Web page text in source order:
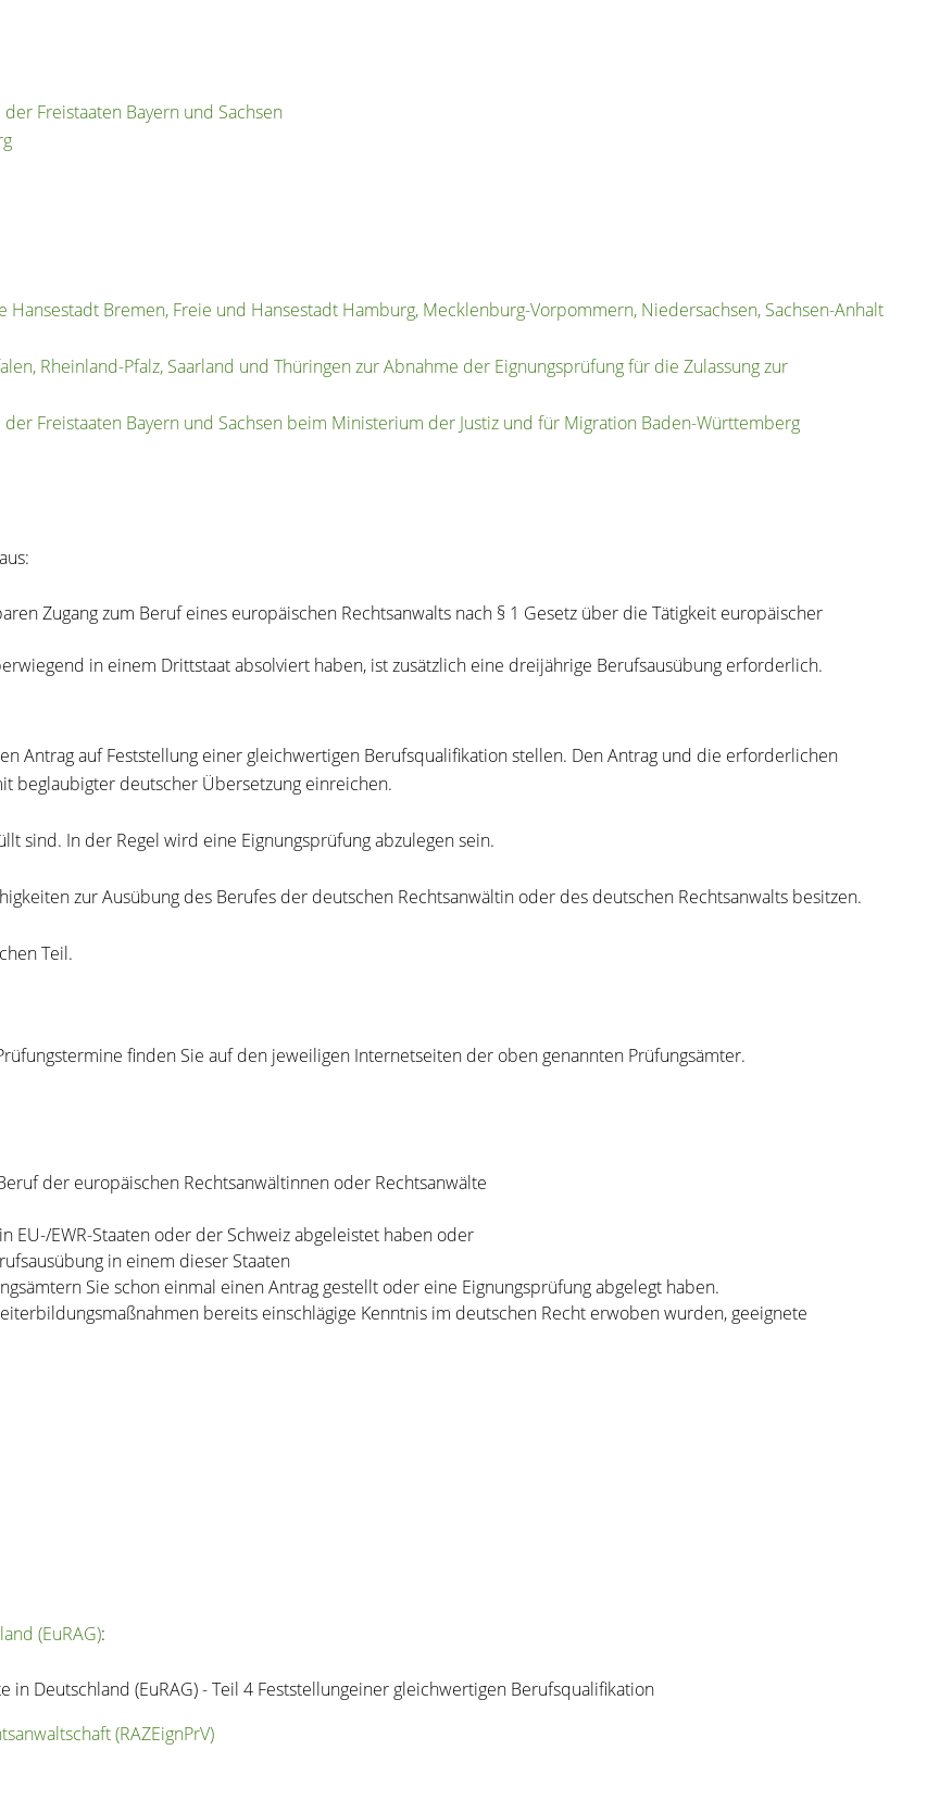
Freistaaten Bayern und Sachsen
Bremen, Freie und Hansestadt Hamburg, Mecklenburg-Vorpommern, Niedersachsen, Sachsen-Anhalt
Rheinland-Pfalz, Saarland und Thüringen zur Abnahme der Eignungsprüfung für die Zulassung zur
Freistaaten Bayern und Sachsen beim Ministerium der Justiz und für Migration Baden-Württemberg
Zugang zum Beruf eines europäischen Rechtsanwalts nach § 1 Gesetz über die Tätigkeit europäischer
in einem Drittstaat absolviert haben, ist zusätzlich eine dreijährige Berufsausübung erforderlich.
Antrag auf Feststellung einer gleichwertigen Berufsqualifikation stellen. Den Antrag und die erforderlichen
beglaubigter deutscher Übersetzung einreichen.
sind. In der Regel wird eine Eignungsprüfung abzulegen sein.
zur Ausübung des Berufes der deutschen Rechtsanwältin oder des deutschen Rechtsanwalts besitzen.
Teil.
finden Sie auf den jeweiligen Internetseiten der oben genannten Prüfungsämter.
der europäischen Rechtsanwältinnen oder Rechtsanwälte
EWR-Staaten oder der Schweiz abgeleistet haben oder
in einem dieser Staaten
Sie schon einmal einen Antrag gestellt oder eine Eignungsprüfung abgelegt haben.
bereits einschlägige Kenntnis im deutschen Recht erwoben wurden, geeignete
(EuRAG):
Deutschland (EuRAG) - Teil 4 Feststellungeiner gleichwertigen Berufsqualifikation
(RAZEignPrV)